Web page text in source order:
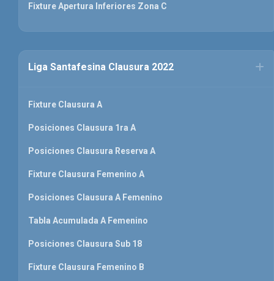
Fixture Apertura Inferiores Zona C
Liga Santafesina Clausura 2022
Fixture Clausura A
Posiciones Clausura 1ra A
Posiciones Clausura Reserva A
Fixture Clausura Femenino A
Posiciones Clausura A Femenino
Tabla Acumulada A Femenino
Posiciones Clausura Sub 18
Fixture Clausura Femenino B